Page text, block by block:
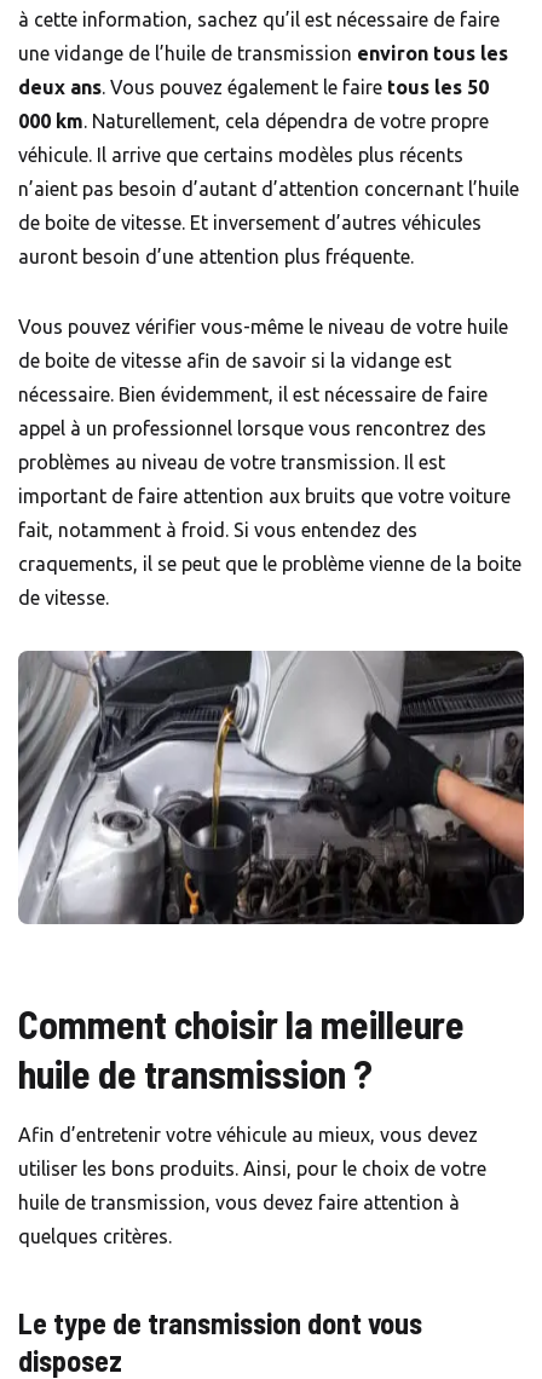
à cette information, sachez qu’il est nécessaire de faire
une vidange de l’huile de transmission environ tous les
deux ans. Vous pouvez également le faire tous les 50
000 km. Naturellement, cela dépendra de votre propre
véhicule. Il arrive que certains modèles plus récents
n’aient pas besoin d’autant d’attention concernant l’huile
de boite de vitesse. Et inversement d’autres véhicules
auront besoin d’une attention plus fréquente.
Vous pouvez vérifier vous-même le niveau de votre huile
de boite de vitesse afin de savoir si la vidange est
nécessaire. Bien évidemment, il est nécessaire de faire
appel à un professionnel lorsque vous rencontrez des
problèmes au niveau de votre transmission. Il est
important de faire attention aux bruits que votre voiture
fait, notamment à froid. Si vous entendez des
craquements, il se peut que le problème vienne de la boite
de vitesse.
Comment choisir la meilleure
huile de transmission ?
Afin d’entretenir votre véhicule au mieux, vous devez
utiliser les bons produits. Ainsi, pour le choix de votre
huile de transmission, vous devez faire attention à
quelques critères.
Le type de transmission dont vous
disposez